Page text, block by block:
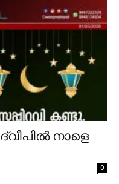
നാളെ
0